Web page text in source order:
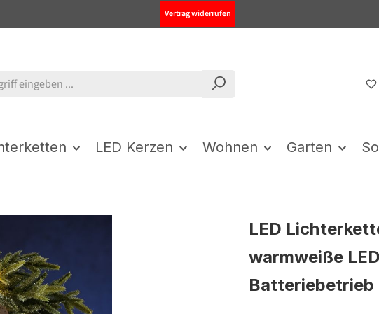
Vertrag widerrufen
LED Kerzen Wohnen Garten
LED
warmweiße